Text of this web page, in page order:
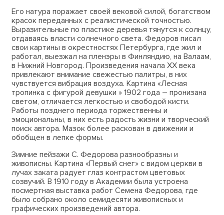
Его натура поражает своей вековой силой, богатством
красок переданных с реалистической точностью.
Выразительные по пластике деревья тянутся к солнцу,
отдаваясь власти солнечного света. Федоров писал
свои картины в окрестностях Петербурга, где жил и
работал, выезжал на пленэры в Финляндию, на Валаам,
в Нижний Новгород. Произведения начала ХХ века
привлекают внимание свежестью палитры, в них
чувствуется вибрация воздуха. Картина «Лесная
тропинка с фигурой девушки » 1902 года – пронизана
светом, отличается легкостью и свободой кисти.
Работы позднего периода торжественны и
эмоциональны, в них есть радость жизни и творческий
поиск автора. Мазок более раскован в движении и
обобщен в лепке формы.
Зимние пейзажи С. Федорова разнообразны и
живописны. Картина «Первый снег» с видом церкви в
лучах заката радует глаз контрастом цветовых
созвучий. В 1910 году в Академии была устроена
посмертная выставка работ Семена Федорова, где
было собрано около семидесяти живописных и
графических произведений автора.